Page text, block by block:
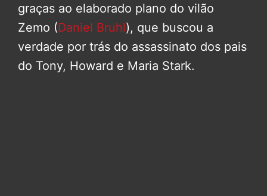
graças ao elaborado plano do vilão
Zemo (Daniel Bruhl), que buscou a
verdade por trás do assassinato dos pais
do Tony, Howard e Maria Stark.